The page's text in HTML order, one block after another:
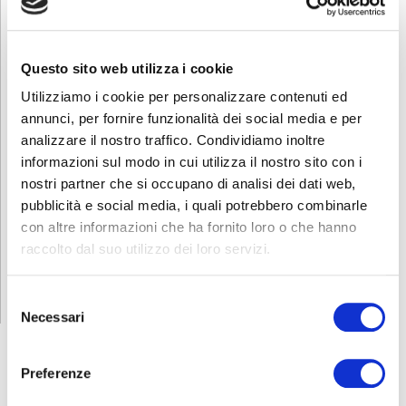
Questo sito web utilizza i cookie
Utilizziamo i cookie per personalizzare contenuti ed
annunci, per fornire funzionalità dei social media e per
analizzare il nostro traffico. Condividiamo inoltre
informazioni sul modo in cui utilizza il nostro sito con i
nostri partner che si occupano di analisi dei dati web,
pubblicità e social media, i quali potrebbero combinarle
con altre informazioni che ha fornito loro o che hanno
raccolto dal suo utilizzo dei loro servizi.
delNecessari
Preferenze NEWS